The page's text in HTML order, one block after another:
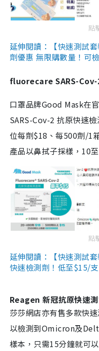
點
延伸閱讀：【快速測試
劑優惠 無限購數量！可
fluorecare SARS-Cov-
口罩品牌Good Mask在
SARS-Cov-2 抗原快速
位每劑$18、每500劑/1
產品以鼻拭子採樣，10
點
延伸閱讀：【快速測試
快速檢測劑！低至$15/
Reagen 新冠抗原快速
莎莎網店亦有售多款快
以檢測到Omicron及
樣本，只需15分鐘就可